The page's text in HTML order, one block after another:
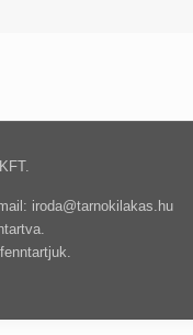
iroda@tarnokilakas.hu